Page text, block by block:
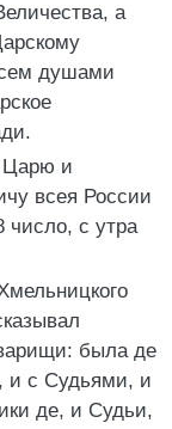
а
душами
Царю и
всея России
с утра
была де
и с Судьями, и
де, и Судьи,